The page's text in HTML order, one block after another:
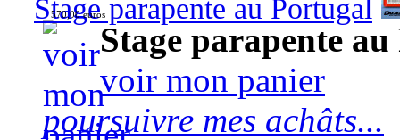
Stage parapente au Portugal
570,00 euros
Stage parapente
voir mon panier
poursuivre mes achâts...